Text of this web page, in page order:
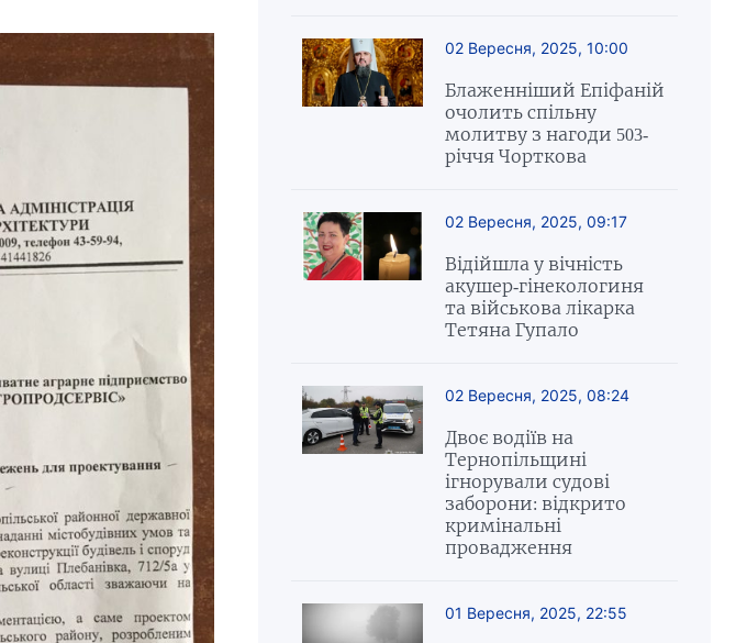
02 Вересня, 2025, 10:00
Блаженніший Епіфаній
очолить спільну
молитву з нагоди 503-
річчя Чорткова
02 Вересня, 2025, 09:17
Відійшла у вічність
акушер-гінекологиня
та військова лікарка
Тетяна Гупало
02 Вересня, 2025, 08:24
Двоє водіїв на
Тернопільщині
ігнорували судові
заборони: відкрито
кримінальні
провадження
01 Вересня, 2025, 22:55